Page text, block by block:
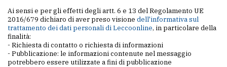
Ai sensi e per gli effetti degli artt. 6 e 13 del Regolamento UE
2016/679 dichiaro di aver preso visione dell'informativa sul
trattamento dei dati personali di Leccoonline, in particolare della
finalità:
- Richiesta di contatto o richiesta di informazioni
- Pubblicazione: le informazioni contenute nel messaggio
potrebbero essere utilizzate a fini di pubblicazione